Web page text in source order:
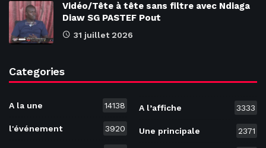
Vidéo/Tête à tête sans filtre avec Ndiaga
Diaw SG PASTEF Pout
31 juillet 2026
Categories
A la une 14138
l'événement 3920
A l’affiche 3333
Une principale 2371